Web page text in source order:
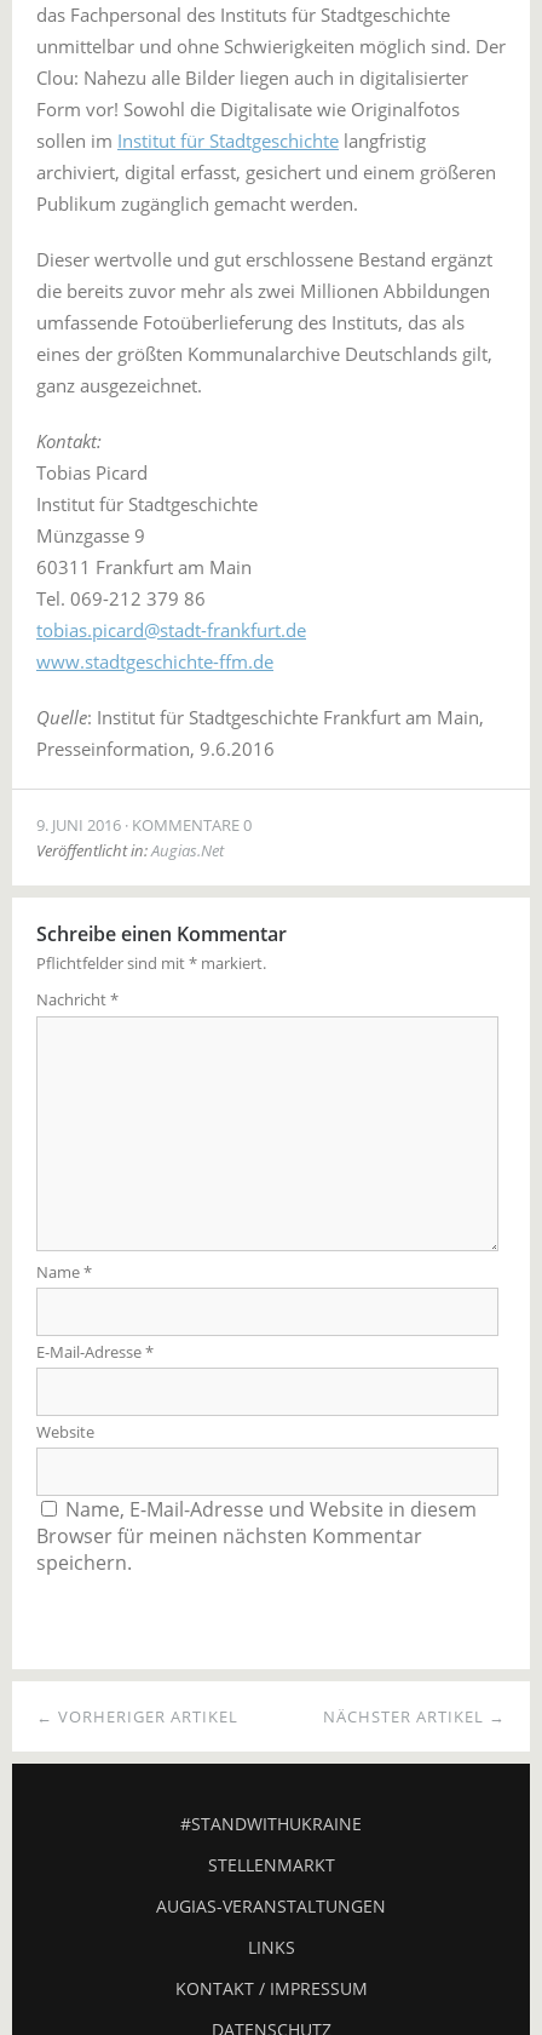
das Fachpersonal des Instituts für Stadtgeschichte
unmittelbar und ohne Schwierigkeiten möglich sind. Der
Clou: Nahezu alle Bilder liegen auch in digitalisierter
Form vor! Sowohl die Digitalisate wie Originalfotos
sollen im Institut für Stadtgeschichte langfristig
archiviert, digital erfasst, gesichert und einem größeren
Publikum zugänglich gemacht werden.
Dieser wertvolle und gut erschlossene Bestand ergänzt
die bereits zuvor mehr als zwei Millionen Abbildungen
umfassende Fotoüberlieferung des Instituts, das als
eines der größten Kommunalarchive Deutschlands gilt,
ganz ausgezeichnet.
Kontakt:
Tobias Picard
Institut für Stadtgeschichte
Münzgasse 9
60311 Frankfurt am Main
Tel. 069-212 379 86
tobias.picard@stadt-frankfurt.de
www.stadtgeschichte-ffm.de
Quelle: Institut für Stadtgeschichte Frankfurt am Main,
Presseinformation, 9.6.2016
9. JUNI 2016 KOMMENTARE 0
Veröffentlicht in:Augias.Net
Schreibe einen Kommentar
Pflichtfelder sind mit* markiert.
Nachricht*
Name*
E-Mail-Adresse*
Website
Name, E-Mail-Adresse und Website in diesem
Browser für meinen nächsten Kommentar
speichern.
NÄCHSTER ARTIKEL →
← VORHERIGER ARTIKEL
#STANDWITHUKRAINE
STELLENMARKT
AUGIAS-VERANSTALTUNGEN
LINKS
KONTAKT / IMPRESSUM
DATENSCHUTZ